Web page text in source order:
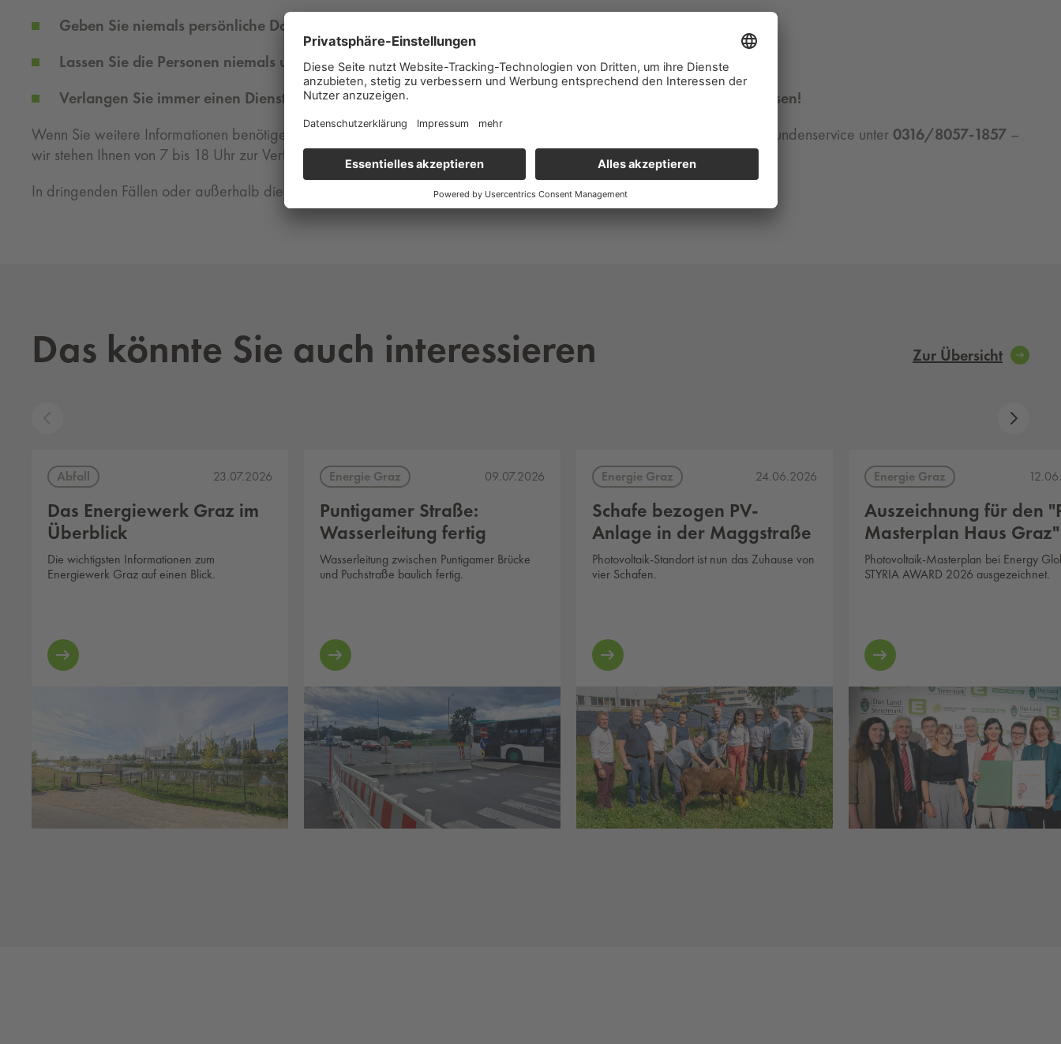
Geben Sie niemals persönliche Daten (z.B. Rechnungen, Kontoinformationen etc.) weiter!
Lassen Sie die Personen niemals unbeaufsichtigt in Ihrer Wohnung verweilen!
Verlangen Sie immer einen Dienstausweis – Mitarbeiter:innen der Energie Graz können sich immer ausweisen!
Wenn Sie weitere Informationen benötigen oder diesbezügliche Vorfälle melden wollen, wenden Sie sich bitte an unser Kundenservice unter 0316/8057-1857 –
wir stehen Ihnen von 7 bis 18 Uhr zur Verfügung.
In dringenden Fällen oder außerhalb dieser Zeiten wenden Sie sich bitte an die Polizei!
Das könnte Sie auch interessieren Zur Übersicht
Abfall 23.07.2026
Das Energiewerk Graz im
Überblick
Die wichtigsten Informationen zum
Energiewerk Graz auf einen Blick.
Energie Graz 09.07.2026
Puntigamer Straße:
Wasserleitung fertig
Wasserleitung zwischen Puntigamer Brücke
und Puchstraße baulich fertig.
Energie Graz 24.06.2026
Schafe bezogen PV-
Anlage in der Maggstraße
Photovoltaik-Standort ist nun das Zuhause von
vier Schafen.
Energie Graz
Auszeichnung für den
Masterplan Haus Graz"
Photovoltaik-Masterplan bei Energy
STYRIA AWARD 2026 ausgezeichnet.